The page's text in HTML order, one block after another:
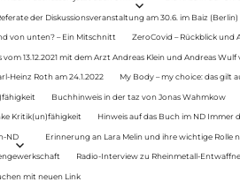
der Diskussionsveranstaltung am 30.6. im Baiz (Berlin)
von unten? – Ein Mitschnitt ZeroCovid – Rückblick und
13.12.2021 mit dem Arzt Andreas Klein und Andreas
Heinz Roth am 24.1.2022 My Body – my choice: das gilt
Buchhinweis in der taz von Jonas Wahmkow
Kritik(un)fähigkeit Hinweis auf das Buch im ND Immer
ND Erinnerung an Lara Melin und ihre wichtige
Radio-Interview zu Rheinmetall-
mit neuen Link